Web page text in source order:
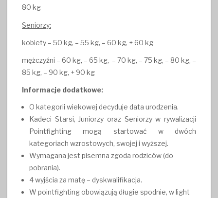
80 kg
Seniorzy:
kobiety – 50 kg, – 55 kg, – 60 kg, + 60 kg
mężczyźni – 60 kg, – 65 kg, – 70 kg, – 75 kg, – 80 kg, –
85 kg, – 90 kg, + 90 kg
Informacje dodatkowe:
O kategorii wiekowej decyduje data urodzenia.
Kadeci Starsi, Juniorzy oraz Seniorzy w rywalizacji
Pointfighting mogą startować w dwóch
kategoriach wzrostowych, swojej i wyższej.
Wymagana jest pisemna zgoda rodziców (do
pobrania).
4 wyjścia za matę – dyskwalifikacja.
W pointfighting obowiązują długie spodnie, w light